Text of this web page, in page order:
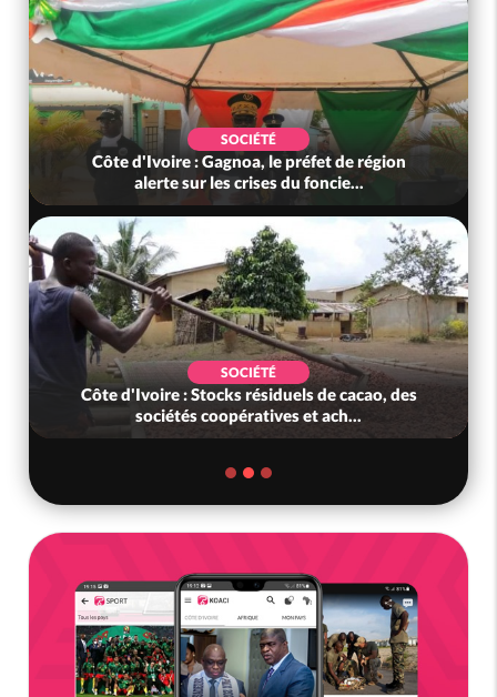
SOCIÉTÉ
Côte d'Ivoire : Gagnoa, le préfet de région
alerte sur les crises du foncie...
SOCIÉTÉ
Côte d'Ivoire : Stocks résiduels de cacao, des
sociétés coopératives et ach...